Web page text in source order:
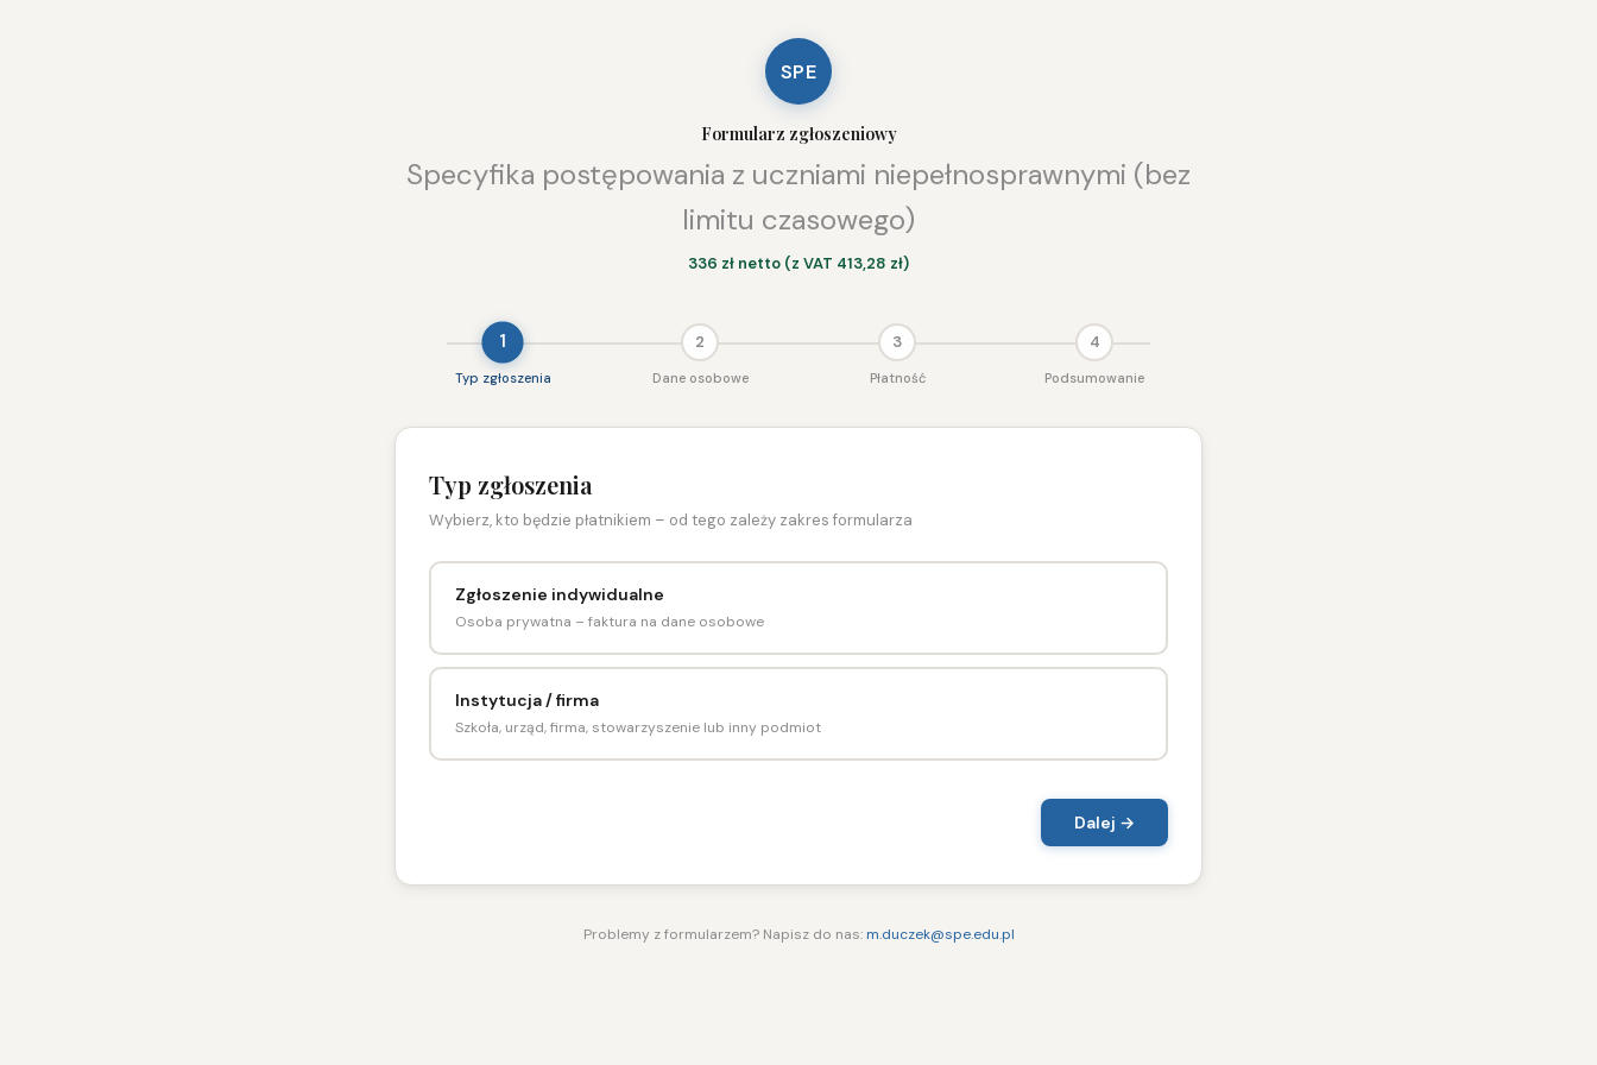
SPE
Formularz zgłoszeniowy
Specyfika postępowania z uczniami niepełnosprawnymi (bez
limitu czasowego)
336 zł netto (z VAT 413,28 zł)
1
Typ zgłoszenia
2
Dane osobowe
3
Płatność
4
Podsumowanie
Typ zgłoszenia
Wybierz, kto będzie płatnikiem – od tego zależy zakres formularza
Zgłoszenie indywidualne
Osoba prywatna – faktura na dane osobowe
Instytucja / firma
Szkoła, urząd, firma, stowarzyszenie lub inny podmiot
Dalej →
Problemy z formularzem? Napisz do nas: m.duczek@spe.edu.pl